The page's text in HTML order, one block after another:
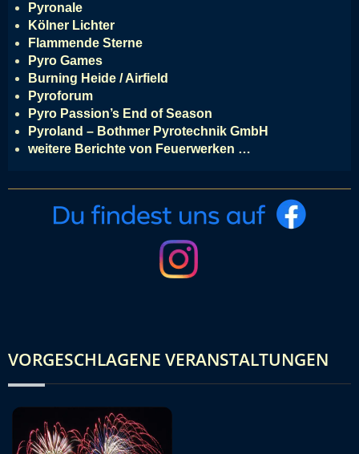
Pyronale
Kölner Lichter
Flammende Sterne
Pyro Games
Burning Heide / Airfield
Pyroforum
Pyro Passion’s End of Season
Pyroland – Bothmer Pyrotechnik GmbH
weitere Berichte von Feuerwerken …
VORGESCHLAGENE VERANSTALTUNGEN